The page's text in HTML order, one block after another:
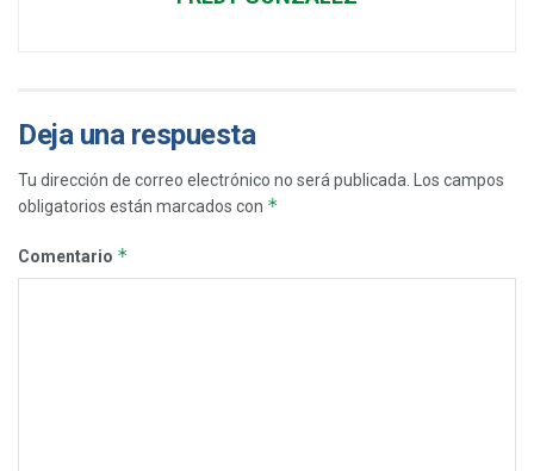
Deja una respuesta
Tu dirección de correo electrónico no será publicada.
Los campos
obligatorios están marcados con *
Comentario *